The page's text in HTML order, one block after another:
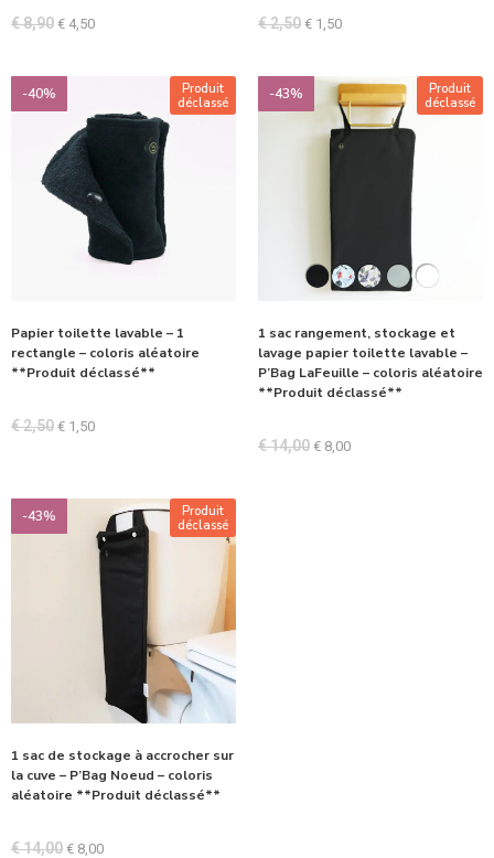
€8,90 € 4,50 €2,50 € 1,50
-40%
Produit
déclassé
Papier toilette lavable – 1
rectangle – coloris aléatoire
**Produit déclassé**
€2,50 € 1,50
-43%
Produit
déclassé
1 sac rangement, stockage et
lavage papier toilette lavable –
P’Bag LaFeuille – coloris aléatoire
**Produit déclassé**
€14,00 € 8,00
-43%
Produit
déclassé
1 sac de stockage à accrocher sur
la cuve – P’Bag Noeud – coloris
aléatoire **Produit déclassé**
€14,00 € 8,00